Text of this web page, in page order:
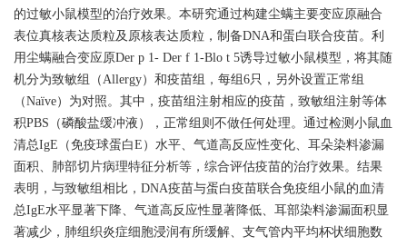
的过敏小鼠模型的治疗效果。本研究通过构建尘螨主要变应原融合
表位真核表达质粒及原核表达质粒，制备DNA和蛋白联合疫苗。利
用尘螨融合变应原Der p 1- Der f 1-Blo t 5诱导过敏小鼠模型，将其随
机分为致敏组（Allergy）和疫苗组，每组6只，另外设置正常组
（Naïve）为对照。其中，疫苗组注射相应的疫苗，致敏组注射等体
积PBS（磷酸盐缓冲液），正常组则不做任何处理。通过检测小鼠血
清总IgE（免疫球蛋白E）水平、气道高反应性变化、耳朵染料渗漏
面积、肺部切片病理特征分析等，综合评估疫苗的治疗效果。结果
表明，与致敏组相比，DNA疫苗与蛋白疫苗联合免疫组小鼠的血清
总IgE水平显著下降、气道高反应性显著降低、耳部染料渗漏面积显
著减少，肺组织炎症细胞浸润有所缓解、支气管内平均杯状细胞数